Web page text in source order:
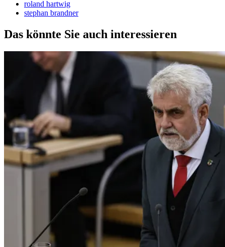
roland hartwig
stephan brandner
Das könnte Sie auch interessieren